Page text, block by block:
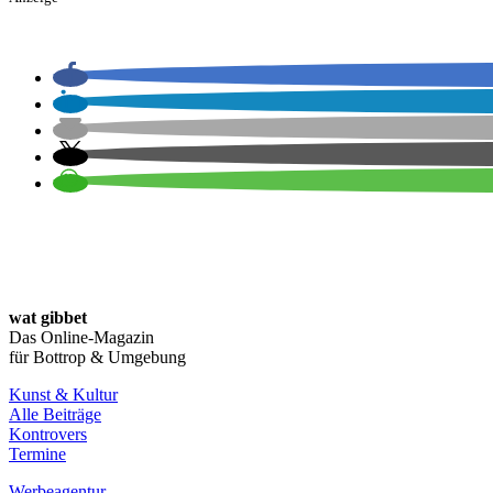
wat gibbet
Das Online-Magazin
für Bottrop & Umgebung
Kunst & Kultur
Alle Beiträge
Kontrovers
Termine